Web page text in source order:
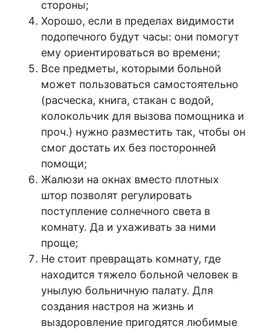
стороны;
Хорошо, если в пределах видимости
подопечного будут часы: они помогут
ему ориентироваться во времени;
Все предметы, которыми больной
может пользоваться самостоятельно
(расческа, книга, стакан с водой,
колокольчик для вызова помощника и
проч.) нужно разместить так, чтобы он
смог достать их без посторонней
помощи;
Жалюзи на окнах вместо плотных
штор позволят регулировать
поступление солнечного света в
комнату. Да и ухаживать за ними
проще;
Не стоит превращать комнату, где
находится тяжело больной человек в
унылую больничную палату. Для
создания настроя на жизнь и
выздоровление пригодятся любимые